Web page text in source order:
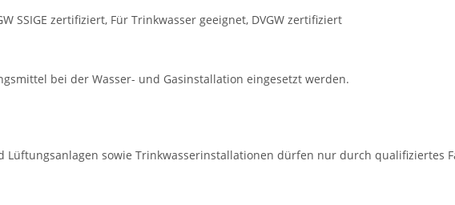
SSIGE zertifiziert, Für Trinkwasser geeignet, DVGW zertifiziert
bei der Wasser- und Gasinstallation eingesetzt werden.
Lüftungsanlagen sowie Trinkwasserinstallationen dürfen nur durch qualifiziertes